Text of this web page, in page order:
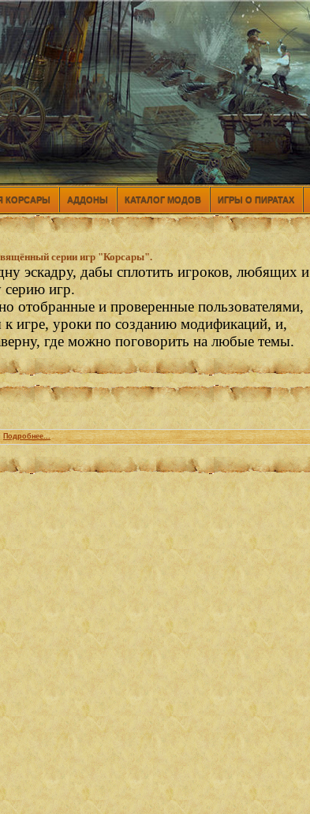
КОРСАРЫ АДДОНЫ КАТАЛОГ МОДОВ ИГРЫ О ПИРАТАХ
серии игр "Корсары".
эскадру, дабы сплотить игроков, любящих и
серию игр.
отобранные и проверенные пользователями,
к игре, уроки по созданию модификаций, и,
где можно поговорить на любые темы.
Подробнее...